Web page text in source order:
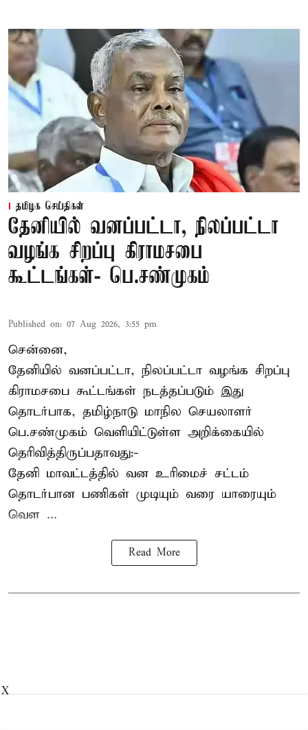
தமிழக செய்திகள்
தேனியில் வனப்பட்டா, நிலப்பட்டா
வழங்க சிறப்பு கிராமசபை
கூட்டங்கள்- பெ.சண்முகம்
Published on: 07 Aug 2026, 3:55 pm
சென்னை,
தேனியில் வனப்பட்டா, நிலப்பட்டா வழங்க சிறப்பு
கிராமசபை கூட்டங்கள் நடத்தப்படும் இது
தொடர்பாக, தமிழ்நாடு மாநில செயலாளர்
பெ.சண்முகம் வெளியிட்டுள்ள அறிக்கையில்
தெரிவித்திருப்பதாவது:-
தேனி மாவட்டத்தில் வன உரிமைச் சட்டம்
தொடர்பான பணிகள் முடியும் வரை யாரையும்
வெள ...
Read More
X